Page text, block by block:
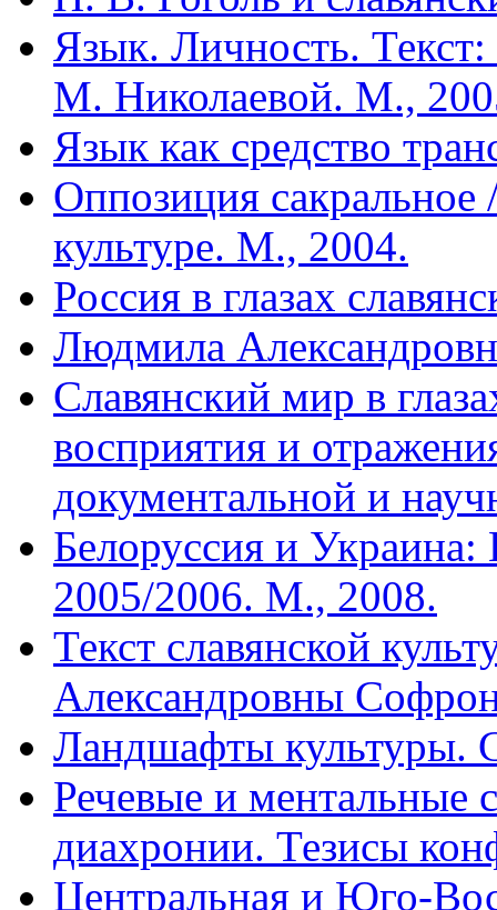
Язык. Личность.
М. Николаевой. М.,
Язык как средство
Оппозиция сакральное
культуре. М., 2004.
Россия в глазах
Людмила
Славянский мир в
восприятия и
документальной и
Белоруссия и Украина:
2005/2006. М., 2008.
Текст славянской
Александровны
Ландшафты культуры.
Речевые и ментальные
диахронии. Тезисы
Центральная и Юго-